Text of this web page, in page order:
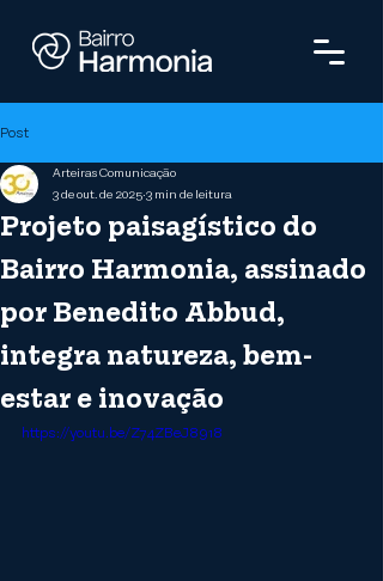
Post
Projeto paisagístico do
Bairro Harmonia, assinado
por Benedito Abbud,
integra natureza, bem-
estar e inovação
Arteiras Comunicação
3 de out. de 2025 3 min de leitura
https://youtu.be/Z74ZBeJ8918